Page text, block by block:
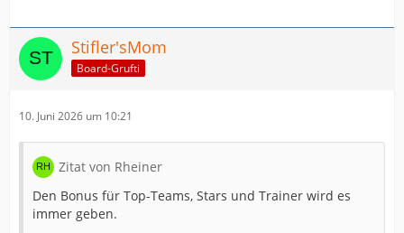
Stifler'sMom
Board-Grufti
10. Juni 2026 um 10:21
Zitat von Rheiner
Den Bonus für Top-Teams, Stars und Trainer wird es
immer geben.